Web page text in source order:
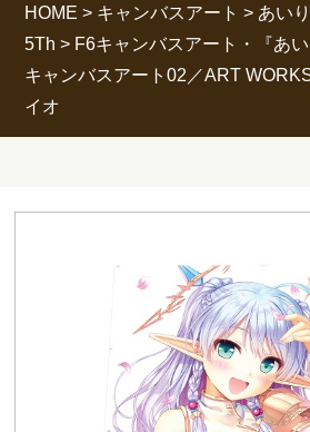
HOME > キャンバスアート > あい
5Th > F6キャンバスアート・『あ
キャンバスアート02／ART
イオ